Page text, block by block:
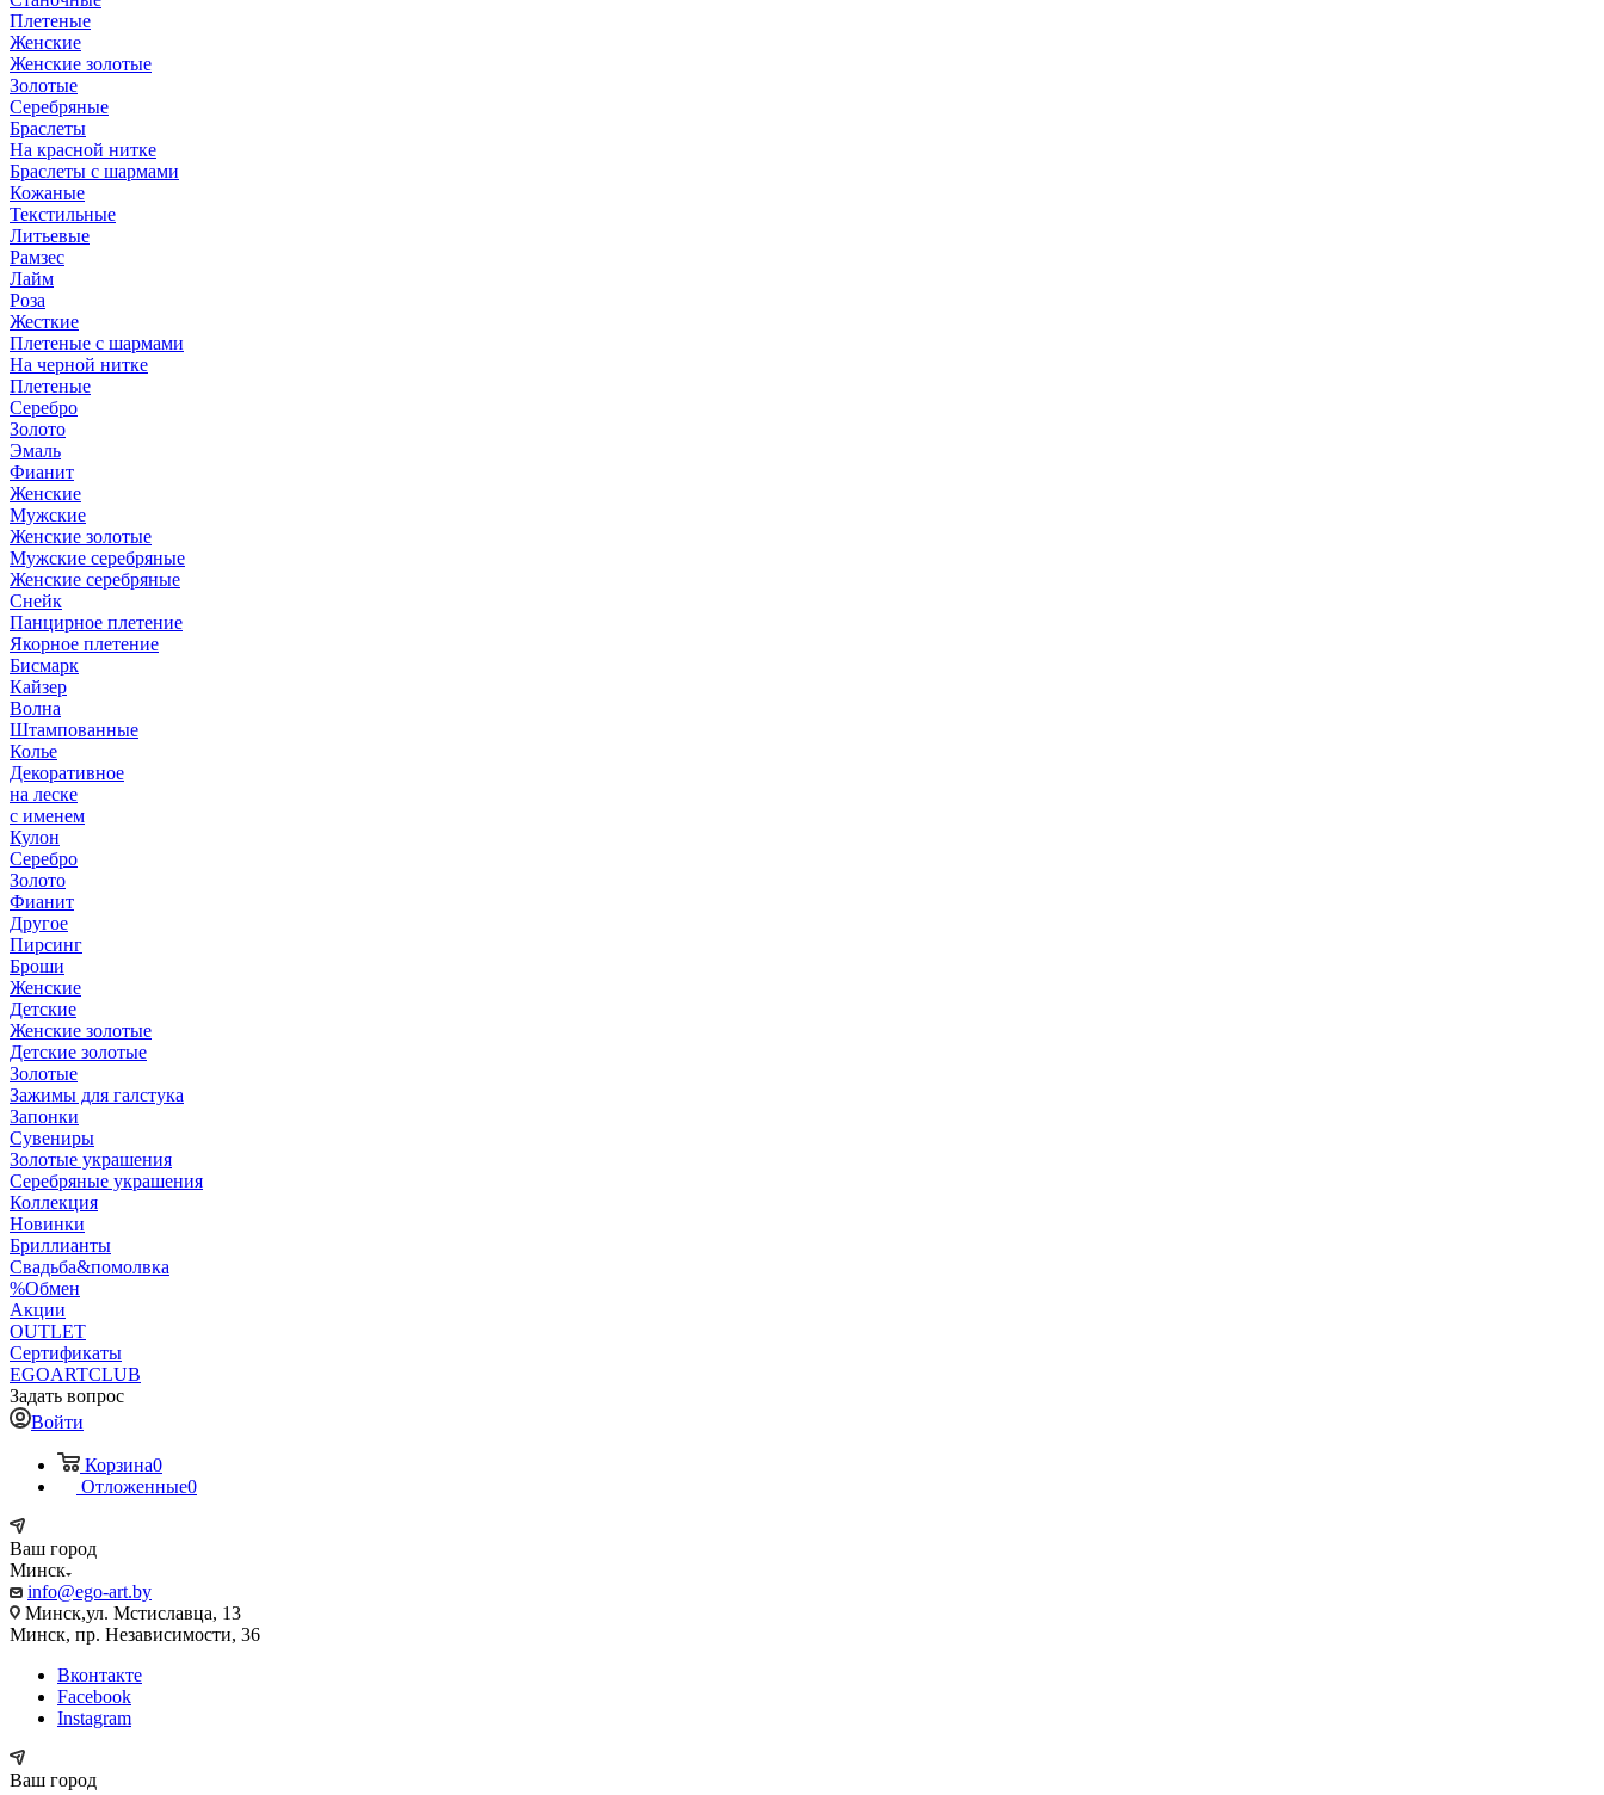
Плетеные
Женские
Женские золотые
Золотые
Серебряные
Браслеты
На красной нитке
Браслеты с шармами
Кожаные
Текстильные
Литьевые
Рамзес
Лайм
Роза
Жесткие
Плетеные с шармами
На черной нитке
Плетеные
Серебро
Золото
Эмаль
Фианит
Женские
Мужские
Женские золотые
Мужские серебряные
Женские серебряные
Снейк
Панцирное плетение
Якорное плетение
Бисмарк
Кайзер
Волна
Штампованные
Колье
Декоративное
на леске
с именем
Кулон
Серебро
Золото
Фианит
Другое
Пирсинг
Броши
Женские
Детские
Женские золотые
Детские золотые
Золотые
Зажимы для галстука
Запонки
Сувениры
Золотые украшения
Серебряные украшения
Коллекция
Новинки
Бриллианты
Свадьба&помолвка
%Обмен
Акции
OUTLET
Сертификаты
EGOARTCLUB
Задать вопрос
Войти
Корзина0
Отложенные0
Ваш город
Минск
info@ego-art.by
Минск,ул. Мстиславца, 13
Минск, пр. Независимости, 36
Вконтакте
Facebook
Instagram
Ваш город